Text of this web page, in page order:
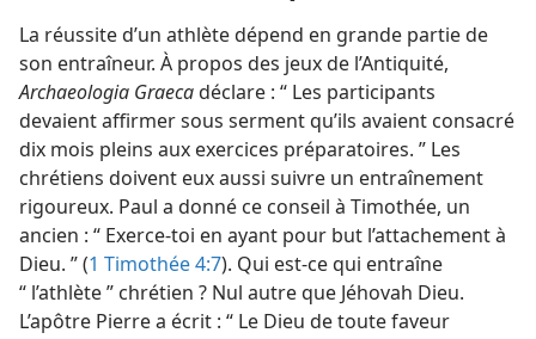
La réussite d’un athlète dépend en grande partie de
son entraîneur. À propos des jeux de l’Antiquité,
Archaeologia Graecadéclare : “ Les participants
devaient affirmer sous serment qu’ils avaient consacré
dix mois pleins aux exercices préparatoires. ” Les
chrétiens doivent eux aussi suivre un entraînement
rigoureux. Paul a donné ce conseil à Timothée, un
ancien : “ Exerce-toi en ayant pour but l’attachement à
Dieu. ” (1 Timothée 4:7). Qui est-ce qui entraîne
“ l’athlète ” chrétien ? Nul autre que Jéhovah Dieu.
L’apôtre Pierre a écrit : “ Le Dieu de toute faveur